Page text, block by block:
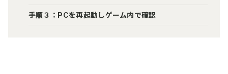
手順３：PCを再起動しゲーム内で確認